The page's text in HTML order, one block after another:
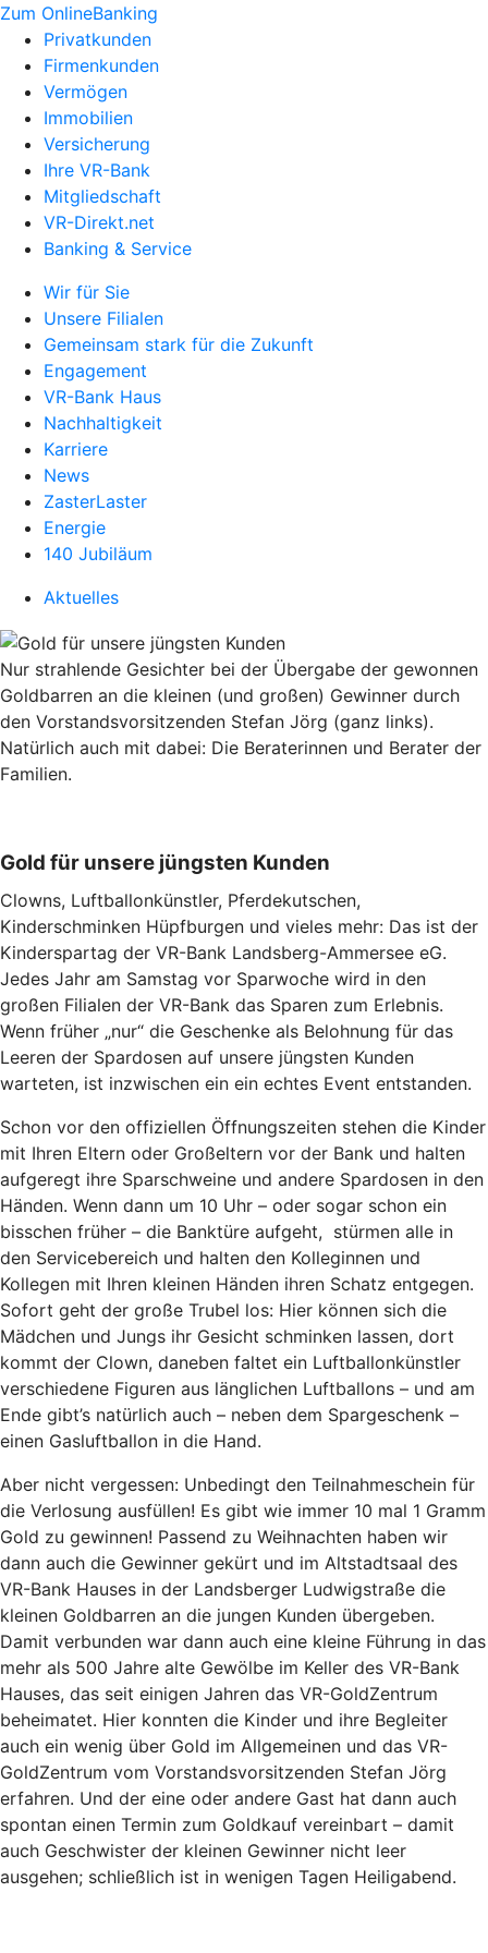
Zum OnlineBanking
Privatkunden
Firmenkunden
Vermögen
Immobilien
Versicherung
Ihre VR-Bank
Mitgliedschaft
VR-Direkt.net
Banking & Service
Wir für Sie
Unsere Filialen
Gemeinsam stark für die Zukunft
Engagement
VR-Bank Haus
Nachhaltigkeit
Karriere
News
ZasterLaster
Energie
140 Jubiläum
Aktuelles
Nur strahlende Gesichter bei der Übergabe der gewonnen
Goldbarren an die kleinen (und großen) Gewinner durch
den Vorstandsvorsitzenden Stefan Jörg (ganz links).
Natürlich auch mit dabei: Die Beraterinnen und Berater der
Familien.
Gold für unsere jüngsten Kunden
Clowns, Luftballonkünstler, Pferdekutschen,
Kinderschminken Hüpfburgen und vieles mehr: Das ist der
Kinderspartag der VR-Bank Landsberg-Ammersee eG.
Jedes Jahr am Samstag vor Sparwoche wird in den
großen Filialen der VR-Bank das Sparen zum Erlebnis.
Wenn früher „nur“ die Geschenke als Belohnung für das
Leeren der Spardosen auf unsere jüngsten Kunden
warteten, ist inzwischen ein ein echtes Event entstanden.
Schon vor den offiziellen Öffnungszeiten stehen die Kinder
mit Ihren Eltern oder Großeltern vor der Bank und halten
aufgeregt ihre Sparschweine und andere Spardosen in den
Händen. Wenn dann um 10 Uhr – oder sogar schon ein
bisschen früher – die Banktüre aufgeht, stürmen alle in
den Servicebereich und halten den Kolleginnen und
Kollegen mit Ihren kleinen Händen ihren Schatz entgegen.
Sofort geht der große Trubel los: Hier können sich die
Mädchen und Jungs ihr Gesicht schminken lassen, dort
kommt der Clown, daneben faltet ein Luftballonkünstler
verschiedene Figuren aus länglichen Luftballons – und am
Ende gibt’s natürlich auch – neben dem Spargeschenk –
einen Gasluftballon in die Hand.
Aber nicht vergessen: Unbedingt den Teilnahmeschein für
die Verlosung ausfüllen! Es gibt wie immer 10 mal 1 Gramm
Gold zu gewinnen! Passend zu Weihnachten haben wir
dann auch die Gewinner gekürt und im Altstadtsaal des
VR-Bank Hauses in der Landsberger Ludwigstraße die
kleinen Goldbarren an die jungen Kunden übergeben.
Damit verbunden war dann auch eine kleine Führung in das
mehr als 500 Jahre alte Gewölbe im Keller des VR-Bank
Hauses, das seit einigen Jahren das VR-GoldZentrum
beheimatet. Hier konnten die Kinder und ihre Begleiter
auch ein wenig über Gold im Allgemeinen und das VR-
GoldZentrum vom Vorstandsvorsitzenden Stefan Jörg
erfahren. Und der eine oder andere Gast hat dann auch
spontan einen Termin zum Goldkauf vereinbart – damit
auch Geschwister der kleinen Gewinner nicht leer
ausgehen; schließlich ist in wenigen Tagen Heiligabend.